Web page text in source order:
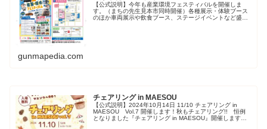
【公式説明】今年も産業環境フェスティバルを開催しま
す。（まちの先生見本市同時開催）各種展示・体験ブース
のほか車両展示や飲食ブース、ステージイベントなど盛り
gunmapedia.com
チェアリング in MAESOU
【公式説明】2024年10月14日 11/10 チェアリング in
MAESOU Vol.7 開催します！秋もチェアリング!! 恒例
となりました『チェアリング in MAESOU』開催します！